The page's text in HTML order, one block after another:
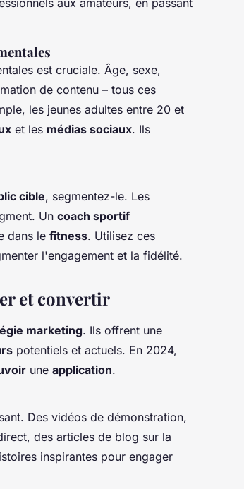
est cruciale. Âge, sexe,
de contenu – tous ces
les jeunes adultes entre 20 et
et les médias sociaux. Ils
cible, segmentez-le. Les
Un coach sportif
dans le fitness. Utilisez ces
l'engagement et la fidélité.
et convertir
marketing. Ils offrent une
potentiels et actuels. En 2024,
une application.
Des vidéos de démonstration,
des articles de blog sur la
inspirantes pour engager